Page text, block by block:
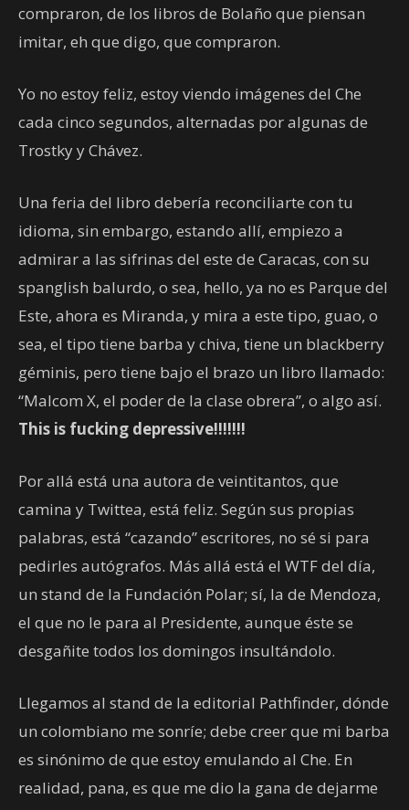
compraron, de los libros de Bolaño que piensan
imitar, eh que digo, que compraron.
Yo no estoy feliz, estoy viendo imágenes del Che
cada cinco segundos, alternadas por algunas de
Trostky y Chávez.
Una feria del libro debería reconciliarte con tu
idioma, sin embargo, estando allí, empiezo a
admirar a las sifrinas del este de Caracas, con su
spanglish balurdo, o sea, hello, ya no es Parque del
Este, ahora es Miranda, y mira a este tipo, guao, o
sea, el tipo tiene barba y chiva, tiene un blackberry
géminis, pero tiene bajo el brazo un libro llamado:
“Malcom X, el poder de la clase obrera”, o algo así.
This is fucking depressive!!!!!!!
Por allá está una autora de veintitantos, que
camina y Twittea, está feliz. Según sus propias
palabras, está “cazando” escritores, no sé si para
pedirles autógrafos. Más allá está el WTF del día,
un stand de la Fundación Polar; sí, la de Mendoza,
el que no le para al Presidente, aunque éste se
desgañite todos los domingos insultándolo.
Llegamos al stand de la editorial Pathfinder, dónde
un colombiano me sonríe; debe creer que mi barba
es sinónimo de que estoy emulando al Che. En
realidad, pana, es que me dio la gana de dejarme